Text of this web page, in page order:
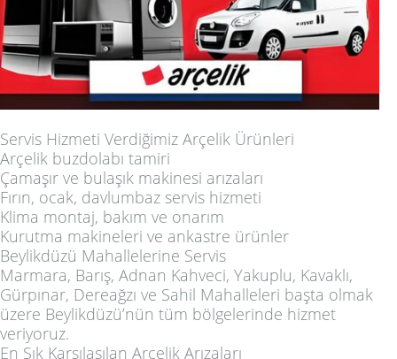
Servis Hizmeti Verdiğimiz Arçelik Ürünleri
Arçelik buzdolabı tamiri
Çamaşır ve bulaşık makinesi arızaları
Fırın, ocak, davlumbaz servis hizmeti
Klima montaj, bakım ve onarım
Kurutma makineleri ve ankastre ürünler
Beylikdüzü Mahallelerine Servis
Marmara, Barış, Adnan Kahveci, Yakuplu, Kavaklı,
Gürpınar, Dereağzı ve Sahil Mahalleleri başta olmak
üzere Beylikdüzü’nün tüm bölgelerinde hizmet
veriyoruz.
En Sık Karşılaşılan Arçelik Arızaları